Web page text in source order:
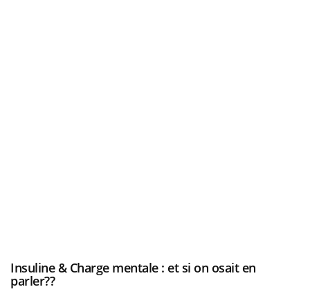
Youtube
Insuline & Charge mentale : et si on osait en
parler??Youtube